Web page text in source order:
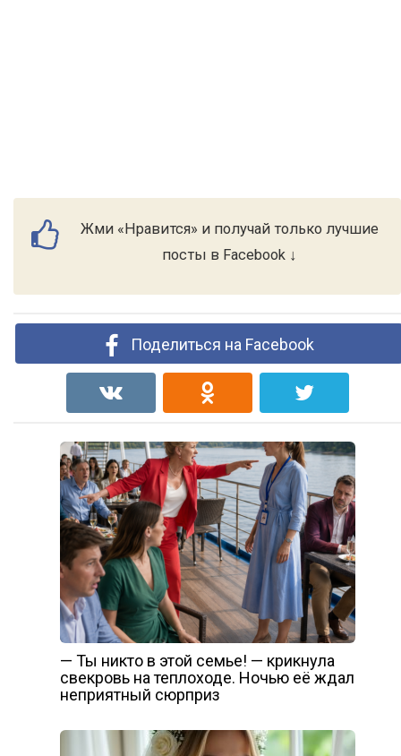
Жми «Нравится» и получай только лучшие
посты в Facebook ↓
Поделиться на Facebook
— Ты никто в этой семье! — крикнула
свекровь на теплоходе. Ночью её ждал
неприятный сюрприз